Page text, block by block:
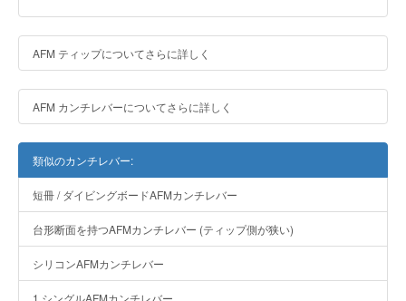
AFM ティップについてさらに詳しく
AFM カンチレバーについてさらに詳しく
類似のカンチレバー:
短冊 / ダイビングボードAFMカンチレバー
台形断面を持つAFMカンチレバー (ティップ側が狭い)
シリコンAFMカンチレバー
1 シングルAFMカンチレバー